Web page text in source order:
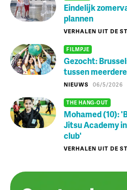
Eindelijk
plannen
VERHALEN UIT DE
FILMPJE
Gezocht:
tussen
NIEUWS 06/5/2026
THE HANG-OUT
Mohamed (10):
Jitsu Academy
club'
VERHALEN UIT DE